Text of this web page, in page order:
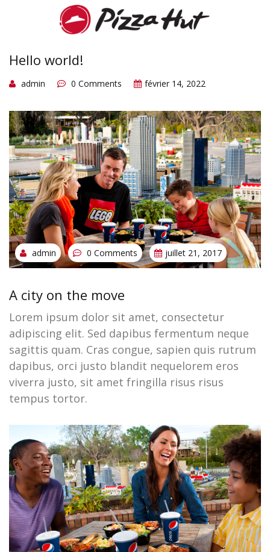
Hello world!
admin 0 Comments février 14, 2022
admin 0 Comments juillet 21, 2017
A city on the move
Lorem ipsum dolor sit amet, consectetur
adipiscing elit. Sed dapibus fermentum neque
sagittis quam. Cras congue, sapien quis rutrum
dapibus, orci justo blandit nequelorem eros
viverra justo, sit amet fringilla risus risus
tempus tortor.